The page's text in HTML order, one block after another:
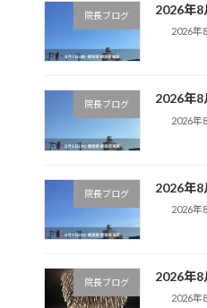
院長ブログ 2026年8
2026年
院長ブログ 2026年8
2026年
院長ブログ 2026年8
2026年
院長ブログ 2026年8
2026年